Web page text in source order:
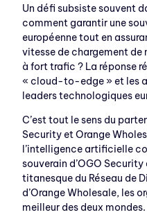
Un défi subsiste souvent
comment garantir une
européenne tout en
vitesse de chargement de
à fort trafic ? La réponse
« cloud-to-edge » et les
leaders technologiques
C’est tout le sens du
Security et Orange
l’intelligence artificielle
souverain d’OGO
titanesque du Réseau de
d’Orange Wholesale, les
meilleur des deux mondes.